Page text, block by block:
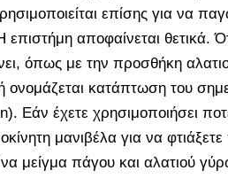
επίσης για να
αποφαίνεται θετικά.
όπως με την προσθήκη
ονομάζεται κατάπτωση του
Εάν έχετε χρησιμοποιήσει
μανιβέλα για να
μείγμα πάγου και αλατιού